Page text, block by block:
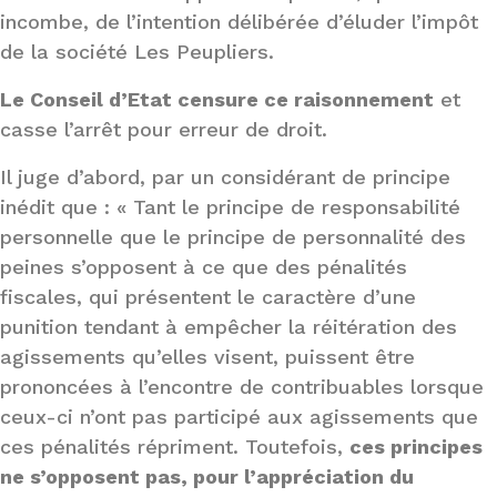
incombe, de l’intention délibérée d’éluder l’impôt
de la société Les Peupliers.
Le Conseil d’Etat censure ce raisonnement et
casse l’arrêt pour erreur de droit.
Il juge d’abord, par un considérant de principe
inédit que : « Tant le principe de responsabilité
personnelle que le principe de personnalité des
peines s’opposent à ce que des pénalités
fiscales, qui présentent le caractère d’une
punition tendant à empêcher la réitération des
agissements qu’elles visent, puissent être
prononcées à l’encontre de contribuables lorsque
ceux-ci n’ont pas participé aux agissements que
ces pénalités répriment. Toutefois, ces principes
ne s’opposent pas, pour l’appréciation du